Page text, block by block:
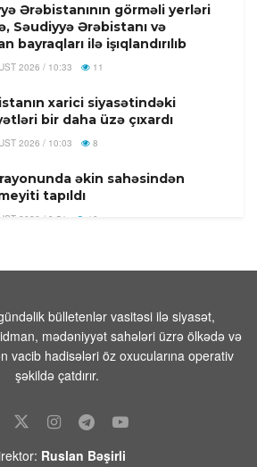
Ərəbistanının görməli yerləri
Səudiyyə Ərəbistanı və
bayraqları ilə işıqlandırılıb
2026 / 10:33 11
xarici siyasətindəki
bir daha üzə çıxardı
2026 / 10:03 8
əkin sahəsindən
tapıldı
2026 / 9:51 10
yeni təyyarəsinın
mediaya sızdıran şəxs
XIN:”Gürcüstandakı
bir daha təsdiqləyirik”
bülletenlər vasitəsi ilə siyasət,
mədəniyyət sahələri üzrə ölkədə və
vacib hadisələri öz oxucularına operativ
şəkildə çatdırır.
Ruslan Bəşirli